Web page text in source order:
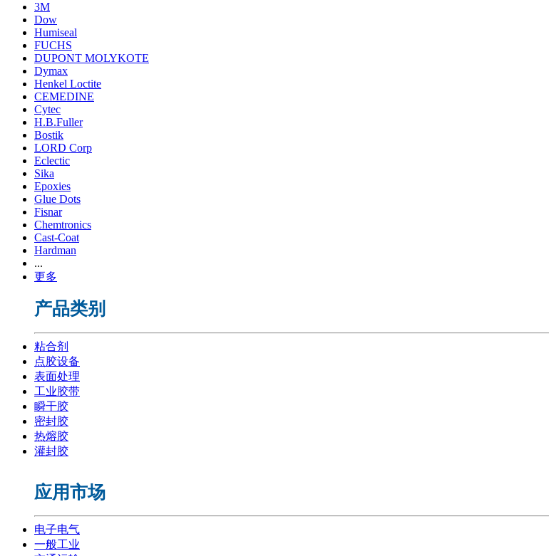
3M
Dow
Humiseal
FUCHS
DUPONT MOLYKOTE
Dymax
Henkel Loctite
CEMEDINE
Cytec
H.B.Fuller
Bostik
LORD Corp
Eclectic
Sika
Epoxies
Glue Dots
Fisnar
Chemtronics
Cast-Coat
Hardman
...
更多
产品类别
粘合剂
点胶设备
表面处理
工业胶带
瞬干胶
密封胶
热熔胶
灌封胶
应用市场
电子电气
一般工业